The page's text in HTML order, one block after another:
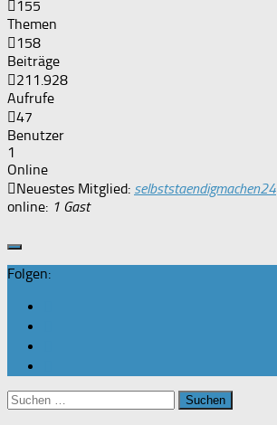
155
Themen
158
Beiträge
211.928
Aufrufe
47
Benutzer
1
Online
Neuestes Mitglied: selbststaendigmachen24
online: 1 Gast
Folgen:
Suchen
nach: